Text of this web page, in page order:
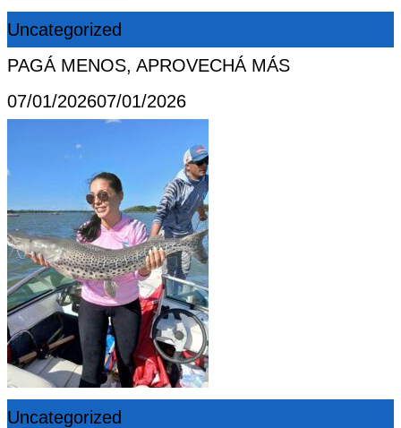
Uncategorized
PAGÁ MENOS, APROVECHÁ MÁS
Posted
07/01/202607/01/2026
Uncategorized